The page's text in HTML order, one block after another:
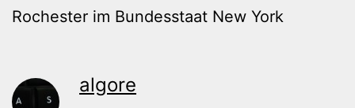
Rochester im Bundesstaat New York
algore